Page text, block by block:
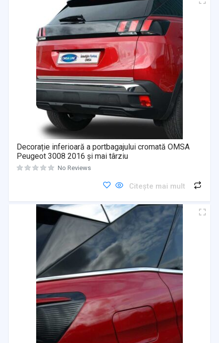
Decorație inferioară a portbagajului cromată OMSA
Peugeot 3008 2016 și mai târziu
No Reviews
Citește mai mult